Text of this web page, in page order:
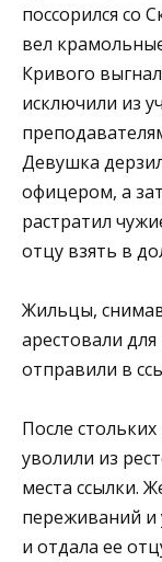
поссорился со
вел
Кривого
исключили из
Девушка
офицером, а
растратил
отцу взять в
Жильцы,
арестовали
отправили в
После
уволили из
места ссылки.
переживаний и
и отдала ее